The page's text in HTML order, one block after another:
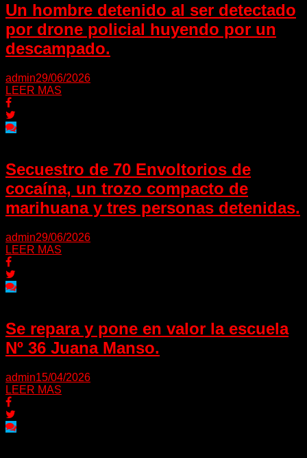
Un hombre detenido al ser detectado
por drone policial huyendo por un
descampado.
admin29/06/2026
LEER MAS
Secuestro de 70 Envoltorios de
cocaína, un trozo compacto de
marihuana y tres personas detenidas.
admin29/06/2026
LEER MAS
Se repara y pone en valor la escuela
Nº 36 Juana Manso.
admin15/04/2026
LEER MAS